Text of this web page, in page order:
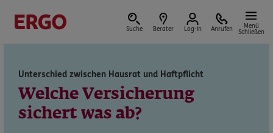
Suche Berater Log-in Anrufen
Menü
Schließen
Versicherungen & Finanzen
Unterschied zwischen Hausrat und Haftpflicht
Welche Versicherung
sichert was ab?